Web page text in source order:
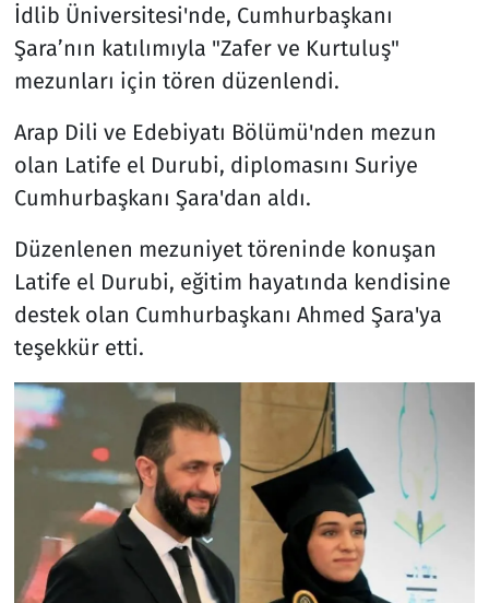
İdlib Üniversitesi'nde, Cumhurbaşkanı
Şara’nın katılımıyla "Zafer ve Kurtuluş"
mezunları için tören düzenlendi.
Arap Dili ve Edebiyatı Bölümü'nden mezun
olan Latife el Durubi, diplomasını Suriye
Cumhurbaşkanı Şara'dan aldı.
Düzenlenen mezuniyet töreninde konuşan
Latife el Durubi, eğitim hayatında kendisine
destek olan Cumhurbaşkanı Ahmed Şara'ya
teşekkür etti.
Teknoloji ve Bilim
Televizyon